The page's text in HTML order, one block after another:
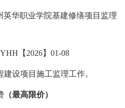
英华职业学院基建修缮项目 监理
【2026】01-08
设项目施工监理工作。
（最高限价）